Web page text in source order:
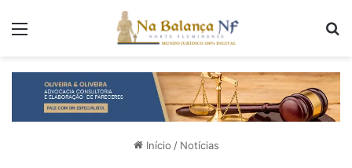
Início / Notícias